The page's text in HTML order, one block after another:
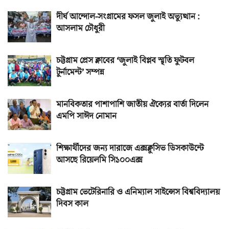
দীর্ঘ আন্দোল-সংগ্রামের ফসল জুলাই অভ্যুত্থান :
আসলাম চৌধুরী
চট্টগ্রাম প্রেস ক্লাবের ‘জুলাই বিপ্লব স্মৃতি ফুটবল
টুর্নামেন্ট’ সম্পন্ন
মানবিকতার পাশাপাশি জাতীয় ঐক্যের বার্তা দিলেন
এমপি সাঈদ নোমান
শিক্ষার্থীদের জন্য দারাজে এক্সক্লুসিভ ডিসকাউন্টে
আসছে রিয়েলমি সি১০০এক্স
চট্টগ্রাম ভেটেরিনারি ও এনিম্যাল সাইন্সেস বিশ্ববিদ্যালয়
দিবস কাল